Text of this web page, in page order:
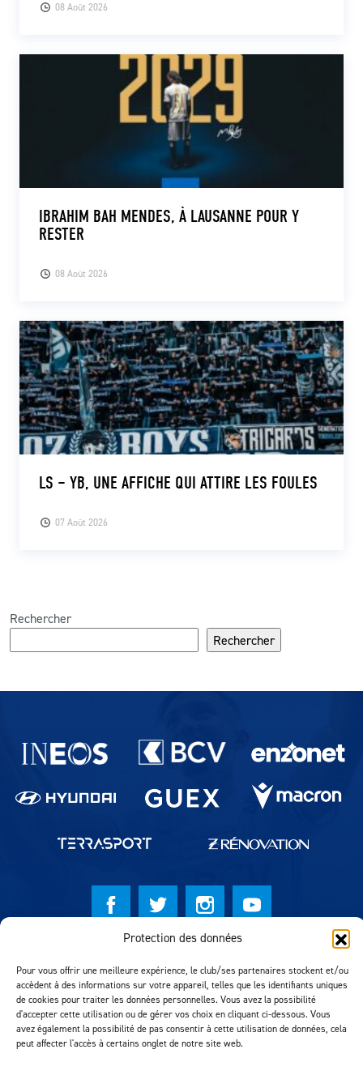
Protection des données
Pour vous offrir une meilleure expérience, le club/ses partenaires stockent et/ou
accèdent à des informations sur votre appareil, telles que les identifiants uniques
de cookies pour traiter les données personnelles. Vous avez la possibilité
d'accepter cette utilisation ou de gérer vos choix en cliquant ci-dessous. Vous
avez également la possibilité de pas consentir à cette utilisation de données, cela
peut affecter l'accès à certains onglet de notre site web.
08 Août 2026
08 Août 2026
IBRAHIM BAH MENDES, À LAUSANNE POUR Y
RESTER
07 Août 2026
LS – YB, UNE AFFICHE QUI ATTIRE LES FOULES
Rechercher
Rechercher
Partenaires du lausanne-Sport
Réalisation MTM Agency